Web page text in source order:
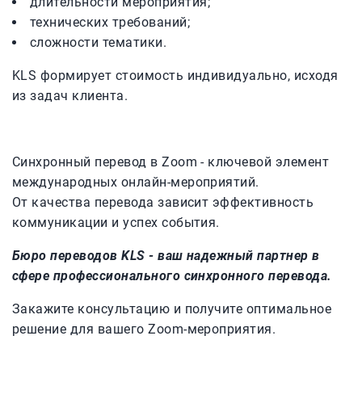
технических требований;
сложности тематики.
KLS формирует стоимость индивидуально, исходя
из задач клиента.
Синхронный перевод в Zoom - ключевой элемент
международных онлайн-мероприятий.
От качества перевода зависит эффективность
коммуникации и успех события.
Бюро переводов KLS - ваш надежный партнер в
сфере профессионального синхронного перевода.
Закажите консультацию и получите оптимальное
решение для вашего Zoom-мероприятия.